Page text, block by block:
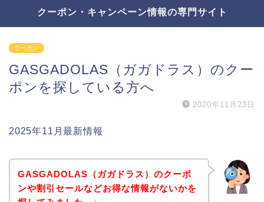
クーポン・キャンペーン情報の専門サイト
クーポン
GASGADOLAS（ガガドラス）のクー
ポンを探している方へ
2020年11月23日
2025年11月最新情報
GASGADOLAS（ガガドラス）のクーポ
ンや割引セールなどお得な情報がないかを